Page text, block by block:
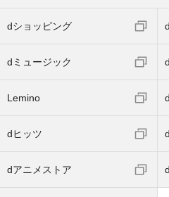
dショッピング
dミュージック
Lemino
dヒッツ
dアニメストア